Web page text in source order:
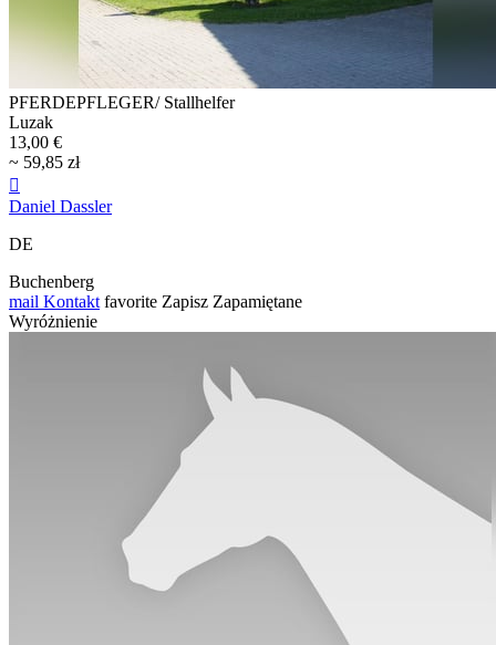
PFERDEPFLEGER/ Stallhelfer
Luzak
13,00 €
~ 59,85 zł

Daniel Dassler
DE
Buchenberg
mail Kontakt favorite Zapisz Zapamiętane
Wyróżnienie